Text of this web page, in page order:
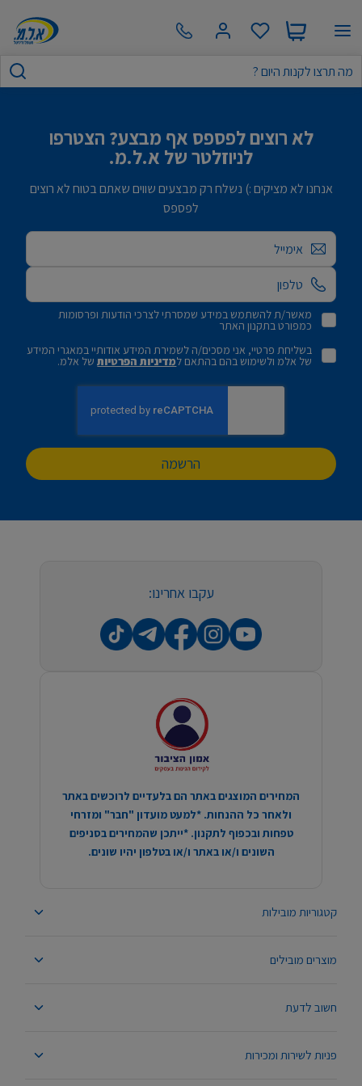
לא רוצים לפספס אף מבצע? הצטרפו
לניוזלטר של א.ל.מ.
אנחנו לא מציקים :) נשלח רק מבצעים שווים שאתם בטוח לא רוצים
לפספס
אימייל
מאשר/ת להשתמש במידע שמסרתי לצרכי הודעות ופרסומות
כמפורט בתקנון האתר
בשליחת פרטיי, אני מסכים/ה לשמירת המידע אודותיי במאגרי המידע
של אלמ ולשימוש בהם בהתאם למדיניות הפרטיותשל אלמ.
הרשמה
קטגוריות מובילות
מוצרים מובילים
חשוב לדעת
פניות לשירות ומכירות
עקבו אחרינו:
המחירים המוצגים באתר הם בלעדיים לרוכשים באתר
ולאחר כל ההנחות. *למעט מועדון "חבר" ומזרחי
טפחות ובכפוף לתקנון. *ייתכן שהמחירים בסניפים
השונים ו/או באתר ו/או בטלפון יהיו שונים.